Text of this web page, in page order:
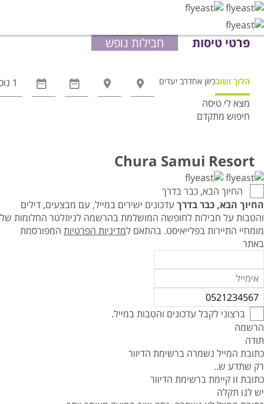
פרטי טיסות חבילות נופש
הלוך ושובכיוון אחדרב יעדים
מצא לי טיסה
חיפוש מתקדם
הנוספות
מוצגות
לפני
הכפתור
Chura Samui Resort
החיוך הבא, כבר בדרך
החיוך הבא, כבר בדרך עדכונים ישירים במייל, עם מבצעים, דילים
והטבות על חבילות לחופשה המושלמת בהרשמה לניוזלטר החלומות של
מומחיי התיירות בפלייאיסט. בהתאם למדיניות הפרטיות המפורסמת
באתר
ברצוני לקבל עדכונים והטבות במייל.
הרשמה
תודה
כתובת המייל נשמרה ברשימת הדיוור
רק שתדע ש..
כתובת זו קיימת ברשימת הדיוור
יש לנו תקלה